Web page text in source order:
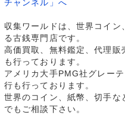
チャンネル」へ
収集ワールドは、世界コイ
る古銭専門店です。
高価買取、無料鑑定、代理
も行っております。
アメリカ大手PMG社グレー
行も行っております。
世界のコイン、紙幣、切手
でもご相談下さい。